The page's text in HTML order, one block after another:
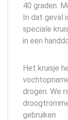
40 graden.
In dat geval
speciale
in een
Het kruisje
drogen. We
gebruiken.